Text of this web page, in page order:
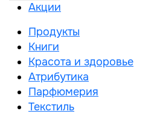
Акции
Продукты
Книги
Красота и здоровье
Атрибутика
Парфюмерия
Текстиль